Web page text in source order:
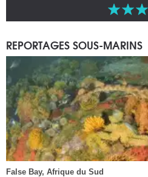
REPORTAGES SOUS-MARINS
False Bay, Afrique du Sud